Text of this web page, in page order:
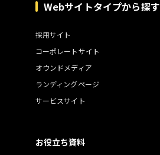
Webサイトタイプから探す
採用サイト
コーポレートサイト
オウンドメディア
ランディングページ
サービスサイト
お役立ち資料